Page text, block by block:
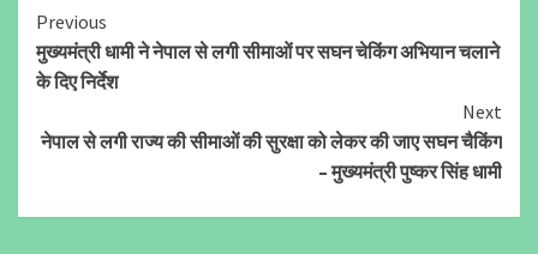
Continue
Reading
Previous
मुख्यमंत्री धामी ने नेपाल से लगी सीमाओं पर सघन चेकिंग अभियान चलाने
के दिए निर्देश
Next
नेपाल से लगी राज्य की सीमाओं की सुरक्षा को लेकर की जाए सघन चैकिंग
– मुख्यमंत्री पुष्कर सिंह धामी